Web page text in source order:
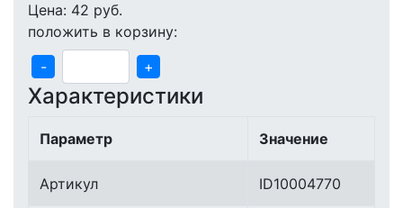
Цена: 42 руб.
положить в корзину:
-
+
Характеристики
Параметр Значение
Артикул ID10004770